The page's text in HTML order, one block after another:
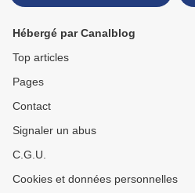
Hébergé par Canalblog
Top articles
Pages
Contact
Signaler un abus
C.G.U.
Cookies et données personnelles